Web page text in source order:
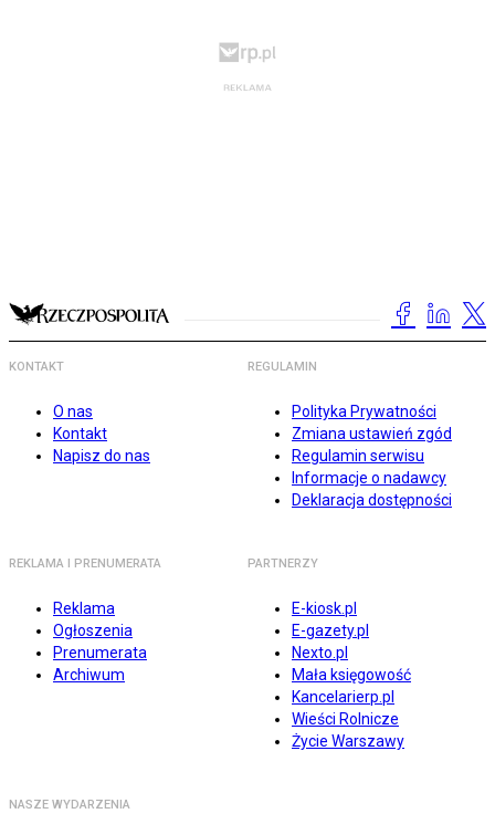
KONTAKT
O nas
Kontakt
Napisz do nas
REGULAMIN
Polityka Prywatności
Zmiana ustawień zgód
Regulamin serwisu
Informacje o nadawcy
Deklaracja dostępności
REKLAMA I PRENUMERATA
Reklama
Ogłoszenia
Prenumerata
Archiwum
PARTNERZY
E-kiosk.pl
E-gazety.pl
Nexto.pl
Mała księgowość
Kancelarierp.pl
Wieści Rolnicze
Życie Warszawy
NASZE WYDARZENIA